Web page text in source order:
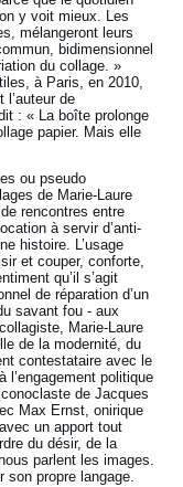
y voit mieux. Les
mélangeront leurs
bidimensionnel
du collage. »
à Paris, en 2010,
l’auteur de
: « La boîte prolonge
papier. Mais elle
ou pseudo
de Marie-Laure
rencontres entre
à servir d’anti-
histoire. L’usage
et couper, conforte,
qu’il s’agit
de réparation d’un
savant fou - aux
Marie-Laure
de la modernité, du
contestataire avec le
l’engagement politique
de Jacques
Max Ernst, onirique
un apport tout
du désir, de la
parlent les images.
son propre langage.